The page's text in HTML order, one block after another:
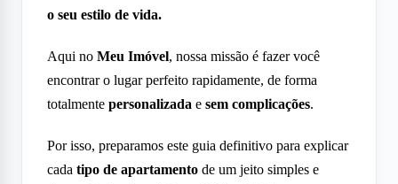
o seu estilo de vida.
Aqui no Meu Imóvel, nossa missão é fazer você
encontrar o lugar perfeito rapidamente, de forma
totalmente personalizada e sem complicações.
Por isso, preparamos este guia definitivo para explicar
cada tipo de apartamento de um jeito simples e